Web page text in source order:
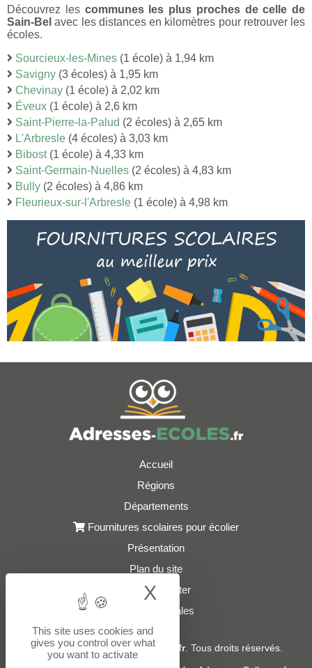
Découvrez les communes les plus proches de celle de
Sain-Bel avec les distances en kilomètres pour retrouver les
écoles.
Sourcieux-les-Mines (1 école) à 1,94 km
Savigny (3 écoles) à 1,95 km
Chevinay (1 école) à 2,02 km
Éveux (1 école) à 2,6 km
Saint-Pierre-la-Palud (2 écoles) à 2,65 km
L'Arbresle (4 écoles) à 3,03 km
Bibost(1 école) à 4,33 km
Saint-Germain-Nuelles (2 écoles) à 4,83 km
Bully (2 écoles) à 4,86 km
Fleurieux-sur-l'Arbresle (1 école) à 4,98 km
Accueil
Régions
Départements
Fournitures scolaires pour écolier
Présentation
Plan du site
Nous contacter
Mentions légales
© 2021 - 2026Adresses-Ecoles.fr. Tous droits réservés.
This site uses cookies and
gives you control over what
you want to activate
X Hide cookie